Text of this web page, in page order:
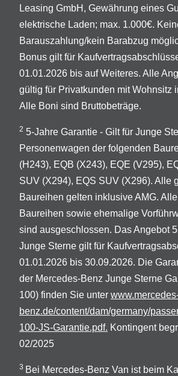
Leasing GmbH, Gewährung eines
elektrische Laden; max. 1.000€.
Barauszahlung/kein Barabzug
Bonus gilt für
01.01.2026 bis auf Weiteres. Alle
gültig für Privatkunden mit Wohnsitz
Alle Boni sind Bruttobeträge.
2 5-Jahre Garantie - Gilt für Junge
Personenwagen der folgenden
(H243), EQB (X243), EQE (V295),
SUV (X294), EQS SUV (X296). Alle
Baureihen gelten inklusive AMG.
Baureihen sowie ehemalige
sind ausgeschlossen. Das Angebot
Junge Sterne gilt für
01.01.2026 bis 30.09.2026. Die
der Mercedes-Benz Junge Sterne
100) finden Sie unter
benz.de/content/dam/germany/
100-JS-Garantie.pdf. Kontingent
02/2025
3 Bei Mercedes-Benz Van ist beim